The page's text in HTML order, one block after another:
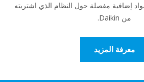
مفصلة حول النظام الذي اشتريته
المزيد